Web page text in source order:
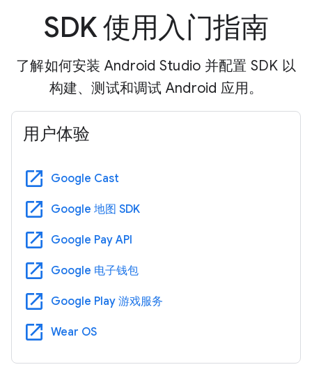
SDK 使用入门指南
了解如何安装 Android Studio 并配置 SDK 以
构建、测试和调试 Android 应用。
用户体验
open_in_new Google Cast
open_in_new Google 地图 SDK
open_in_new Google Pay API
open_in_new Google 电子钱包
open_in_new Google Play 游戏服务
open_in_new Wear OS